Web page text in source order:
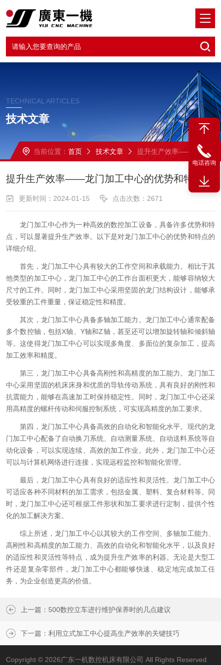
TECHNICAL ARTICLES
技术文章
当前位置： 首页 技术文章 提升生产效率——龙门加工中心的优势和特点
提升生产效率——龙门加工中心的优势和特点
更新时间：2024-01-15 点击次数：2671
龙门加工中心作为一种高效的数控加工设备，具备许多优势和特
点，可以显著提升生产效率。以下是对龙门加工中心的优势和特点的
详细介绍。
首先，龙门加工中心具有较大的工作空间和承载能力。相比于其
他类型的加工中心，龙门加工中心的工作台面积更大，能够容纳较大
尺寸的工件。同时，龙门加工中心采用坚固的龙门结构设计，能够承
受较重的工件重量，保证稳定性和精度。
其次，龙门加工中心具备多轴加工能力。龙门加工中心通常配备
多个数控轴，包括X轴、Y轴和Z轴，甚至还可以增加旋转轴和倾斜轴
等。这使得龙门加工中心可以实现多角度、多面位的复杂加工，提高
加工效率和精度。
第三，龙门加工中心具备高刚性和高精度的加工能力。龙门加工
中心采用坚固的机床床身和优质的导轨传动系统，具有良好的刚性和
抗震能力，能够在高速加工时保持稳定性。同时，龙门加工中心还采
用高精度的螺杆传动和伺服控制系统，可实现高精度的加工要求。
第四，龙门加工中心具备高效的自动化和智能化水平。现代的龙
门加工中心配备了自动换刀系统、自动测量系统、自动送料系统等自
动化设备，可以实现连续、高效的加工作业。此外，龙门加工中心还
可以与计算机网络进行连接，实现远程监控和智能化管理。
最后，龙门加工中心具有良好的适应性和灵活性。龙门加工中心
可适应各种不同材料的加工需求，包括金属、塑料、复合材料等。同
时，龙门加工中心还可根据工件形状和加工要求进行定制，提供个性
化的加工解决方案。
综上所述，龙门加工中心以其较大的工作空间、多轴加工能力、
高刚性和高精度的加工能力、高效的自动化和智能化水平，以及良好
的适应性和灵活性等特点，成为提升生产效率的利器。无论是大型工
件还是复杂零部件，龙门加工中心都能够快速、稳定地完成加工任
务，为企业创造更高的价值。
上一篇： 500数控立车进行维护保养时的几点建议
下一篇： 利用立式加工中心提高生产效率的关键技巧
Copyright © 2026广东一机数控机床有限公司 All Rights Reserved
电话咨询